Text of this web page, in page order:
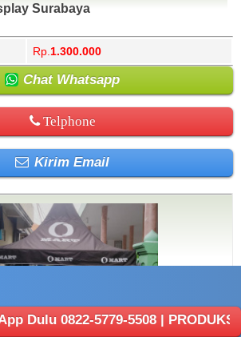
Surabaya
Rp. 1.300.000
Chat Whatsapp
Telphone
Kirim Email
5779-5508 | PRODUKSI ANEKA